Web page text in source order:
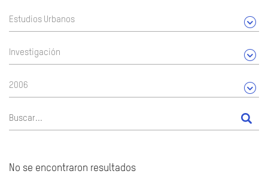
Estudios Urbanos
Investigación
2006
No se encontraron resultados